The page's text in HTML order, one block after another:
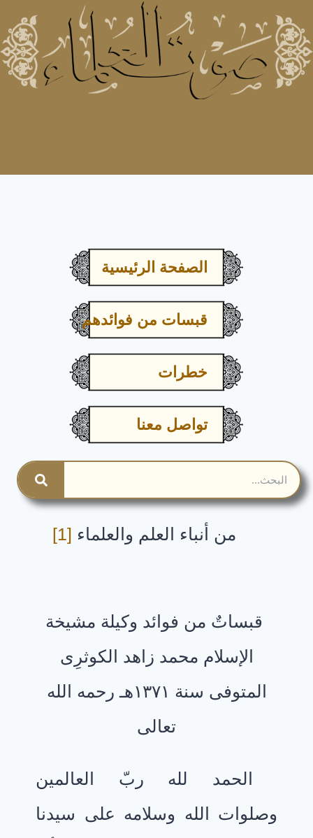
الصفحة الرئيسية
قبسات من فوائدهم
خطرات
تواصل معنا
من أنباء العلم والعلماء [1]
قبساتٌ من فوائد وكيلة مشيخة
الإسلام محمد زاهد الكوثرِى
المتوفى سنة ١٣٧١هـ رحمه الله
تعالى
الحمد لله ربّ العالمين
وصلوات الله وسلامه على سيدنا